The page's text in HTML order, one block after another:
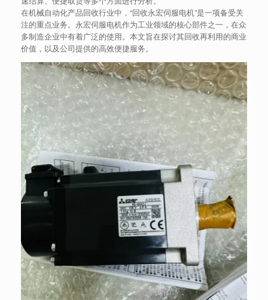
在机械自动化产品回收行业中，“回收永宏伺服电机”是一项备受关
注的重点业务。永宏伺服电机作为工业领域的核心部件之一，在众
多制造企业中有着广泛的使用。本文旨在探讨其回收再利用的商业
价值，以及公司提供的高效便捷服务。